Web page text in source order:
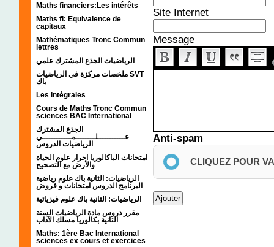
Maths financiers:Les intérêts
Maths fi: Equivalence de
capitaux
Mathématiques Tronc Commun
lettres
الرياضيات الجذع المشترك علمي
ملخصات مركزة في الرياضيات SVT
باك
Les Intégrales
Cours de Maths Tronc Commun
sciences BAC International
الجذع المشترك
عـــــــــــلــــــــمــــــــــــي
الرياضيات الدروس
امتحانات الباكالوريا احرار علوم الحياة
والأرض مع التصحيح
الرياضيات: الثانية باك علوم رياضية
البرنامج الدروس امتحانات و فروض
الرياضيات: الثانية باك علوم فيزيائية
مقرر دروس مادة الرياضيات السنة
الثانية بكالوريا مسلك الآداب
Maths: 1ère Bac International
sciences ex cours et exercices
Site Internet
Message
Anti-spam
CLIQUEZ POUR